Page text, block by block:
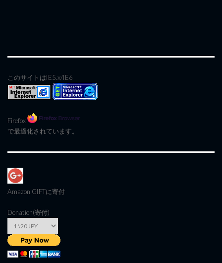
このサイトはIE5.x/IE6
Firefox
で最適化されています。
Amazon GIFTに寄付
Donation(寄付)